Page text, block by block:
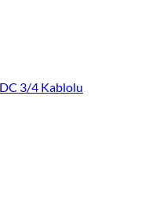
3/4 Kablolu